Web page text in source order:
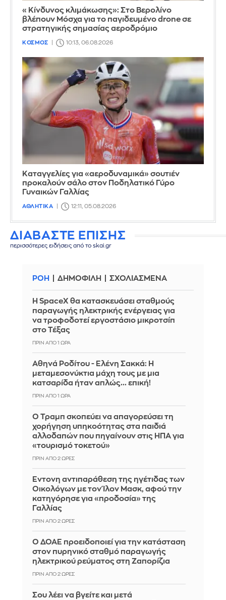
«Κίνδυνος κλιμάκωσης»: Στο Βερολίνο
βλέπουν Μόσχα για το παγιδευμένο drone σε
στρατηγικής σημασίας αεροδρόμιο
ΚΟΣΜΟΣ 10:13, 06.08.2026
Καταγγελίες για «αεροδυναμικά» σουτιέν
προκαλούν σάλο στον Ποδηλατικό Γύρο
Γυναικών Γαλλίας
ΑΘΛΗΤΙΚΑ 12:11, 05.08.2026
ΔΙΑΒΑΣΤΕ ΕΠΙΣΗΣ
περισσότερες ειδήσεις από το skai.gr
ΡΟΗ ΔΗΜΟΦΙΛΗ ΣΧΟΛΙΑΣΜΕΝΑ
Η SpaceX θα κατασκευάσει σταθμούς
παραγωγής ηλεκτρικής ενέργειας για
να τροφοδοτεί εργοστάσιο μικροτσίπ
στο Τέξας
ΠΡΙΝ ΑΠΌ 1 ΏΡΑ
Αθηνά Ροδίτου - Ελένη Σακκά: Η
μεταμεσονύκτια μάχη τους με μια
κατσαρίδα ήταν απλώς... επική!
ΠΡΙΝ ΑΠΌ 1 ΏΡΑ
Ο Τραμπ σκοπεύει να απαγορεύσει τη
χορήγηση υπηκοότητας στα παιδιά
αλλοδαπών που πηγαίνουν στις ΗΠΑ για
«τουρισμό τοκετού»
ΠΡΙΝ ΑΠΌ 2 ΏΡΕΣ
Έντονη αντιπαράθεση της ηγέτιδας των
Οικολόγων με τον Ίλον Μασκ, αφού την
κατηγόρησε για «προδοσία» της
Γαλλίας
ΠΡΙΝ ΑΠΌ 2 ΏΡΕΣ
Ο ΔΟΑΕ προειδοποιεί για την κατάσταση
στον πυρηνικό σταθμό παραγωγής
ηλεκτρικού ρεύματος στη Ζαπορίζια
ΠΡΙΝ ΑΠΌ 2 ΏΡΕΣ
Σου λέει να βγείτε και μετά